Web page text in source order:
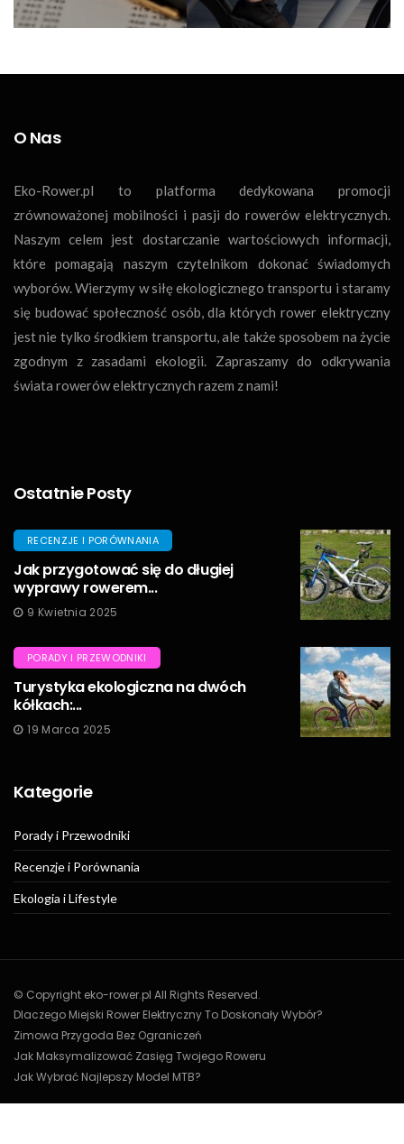
O Nas
Eko-Rower.pl to platforma dedykowana promocji
zrównoważonej mobilności i pasji do rowerów elektrycznych.
Naszym celem jest dostarczanie wartościowych informacji,
które pomagają naszym czytelnikom dokonać świadomych
wyborów. Wierzymy w siłę ekologicznego transportu i staramy
się budować społeczność osób, dla których rower elektryczny
jest nie tylko środkiem transportu, ale także sposobem na życie
zgodnym z zasadami ekologii. Zapraszamy do odkrywania
świata rowerów elektrycznych razem z nami!
Ostatnie Posty
RECENZJE I PORÓWNANIA
Jak przygotować się do długiej
wyprawy rowerem...
9 Kwietnia 2025
PORADY I PRZEWODNIKI
Turystyka ekologiczna na dwóch
kółkach:...
19 Marca 2025
Kategorie
Porady i Przewodniki
Recenzje i Porównania
Ekologia i Lifestyle
© Copyright eko-rower.pl All Rights Reserved.
Dlaczego Miejski Rower Elektryczny To Doskonały Wybór?
Zimowa Przygoda Bez Ograniczeń
Jak Maksymalizować Zasięg Twojego Roweru
Jak Wybrać Najlepszy Model MTB?